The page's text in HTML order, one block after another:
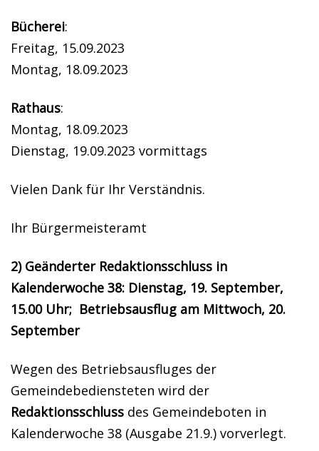
Bücherei:
Freitag, 15.09.2023
Montag, 18.09.2023
Rathaus:
Montag, 18.09.2023
Dienstag, 19.09.2023 vormittags
Vielen Dank für Ihr Verständnis.
Ihr Bürgermeisteramt
2) Geänderter Redaktionsschluss in
Kalenderwoche 38: Dienstag, 19. September,
15.00 Uhr; Betriebsausflug am Mittwoch, 20.
September
Wegen des Betriebsausfluges der
Gemeindebediensteten wird der
Redaktionsschluss des Gemeindeboten in
Kalenderwoche 38 (Ausgabe 21.9.) vorverlegt.